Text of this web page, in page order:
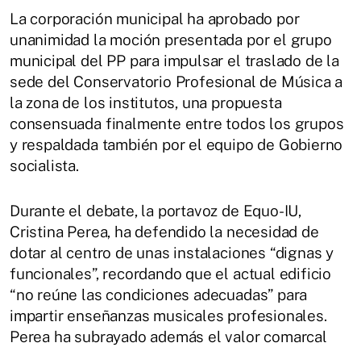
La corporación municipal ha aprobado por
unanimidad la moción presentada por el grupo
municipal del PP para impulsar el traslado de la
sede del Conservatorio Profesional de Música a
la zona de los institutos, una propuesta
consensuada finalmente entre todos los grupos
y respaldada también por el equipo de Gobierno
socialista.
Durante el debate, la portavoz de Equo-IU,
Cristina Perea, ha defendido la necesidad de
dotar al centro de unas instalaciones “dignas y
funcionales”, recordando que el actual edificio
“no reúne las condiciones adecuadas” para
impartir enseñanzas musicales profesionales.
Perea ha subrayado además el valor comarcal